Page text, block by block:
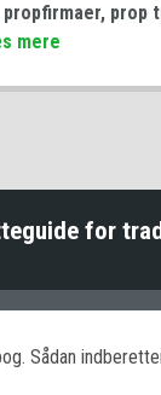
prop
mere
for
Sådan